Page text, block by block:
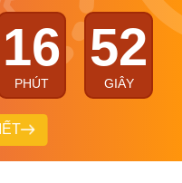
16
PHÚT
52
GIÂY